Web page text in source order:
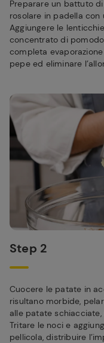
Preparare un battuto
rosolare in padella con
Aggiungere le
concentrato di
completa
pepe ed eliminare
Step 2
Cuocere le patate in
risultano morbide,
alle patate
Tritare le noci e
pellicola, distribuire